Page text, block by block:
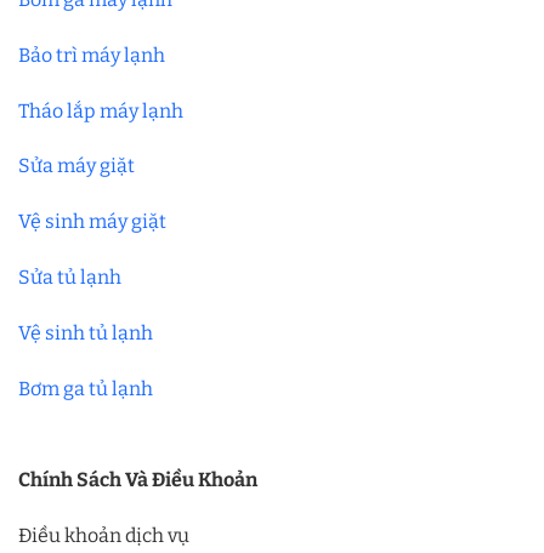
Bảo trì máy lạnh
Tháo lắp máy lạnh
Sửa máy giặt
Vệ sinh máy giặt
Sửa tủ lạnh
Vệ sinh tủ lạnh
Bơm ga tủ lạnh
Chính Sách Và Điều Khoản
Điều khoản dịch vụ